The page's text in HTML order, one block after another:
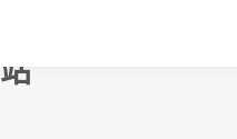
泄压门窗定制
站